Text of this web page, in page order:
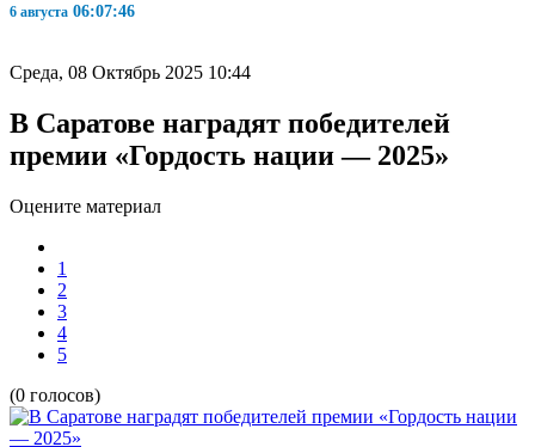
6 августа 06:07:46
Среда, 08 Октябрь 2025 10:44
В Саратове наградят победителей
премии «Гордость нации — 2025»
Оцените материал
1
2
3
4
5
(0 голосов)